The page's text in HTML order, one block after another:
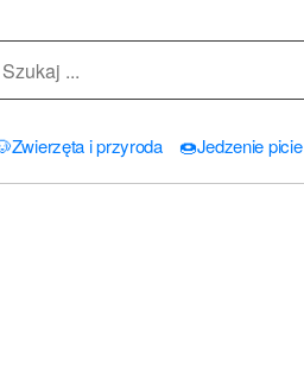
Zwierzęta i przyroda 🍩Jedzenie picie